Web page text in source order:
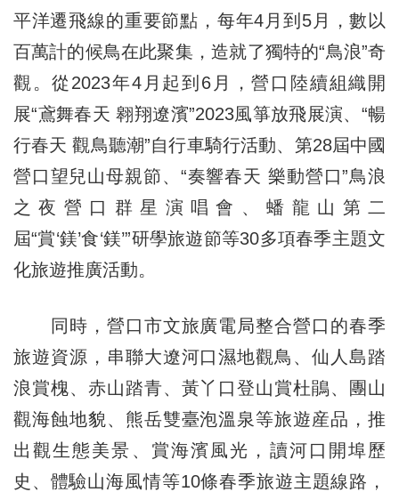
平洋遷飛線的重要節點，每年4月到5月，數以
百萬計的候鳥在此聚集，造就了獨特的“鳥浪”奇
觀。從2023年4月起到6月，營口陸續組織開
展“鳶舞春天 翱翔遼濱”2023風箏放飛展演、“暢
行春天 觀鳥聽潮”自行車騎行活動、第28屆中國
營口望兒山母親節、“奏響春天 樂動營口”鳥浪
之夜營口群星演唱會、蟠龍山第二
屆“賞‘鎂’食‘鎂’”研學旅遊節等30多項春季主題文
化旅遊推廣活動。
同時，營口市文旅廣電局整合營口的春季
旅遊資源，串聯大遼河口濕地觀鳥、仙人島踏
浪賞槐、赤山踏青、黃丫口登山賞杜鵑、團山
觀海蝕地貌、熊岳雙臺泡溫泉等旅遊産品，推
出觀生態美景、賞海濱風光，讀河口開埠歷
史、體驗山海風情等10條春季旅遊主題線路，